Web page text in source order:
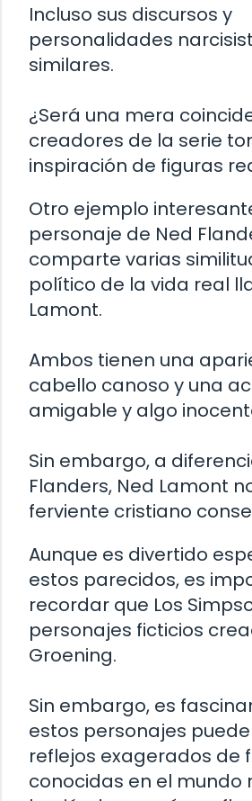
Incluso sus discursos y
personalidades
similares.
¿Será una mera
creadores de la serie
inspiración de figuras
Otro ejemplo
personaje de Ned
comparte varias
político de la vida real
Lamont.
Ambos tienen una
cabello canoso y una
amigable y algo
Sin embargo, a
Flanders, Ned Lamont
ferviente cristiano
Aunque es divertido
estos parecidos, es
recordar que Los
personajes ficticios
Groening.
Sin embargo, es
estos personajes
reflejos exagerados de
conocidas en el mundo